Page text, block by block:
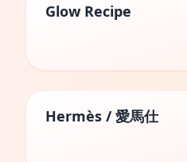
Glow Recipe
Hermès / 愛馬仕